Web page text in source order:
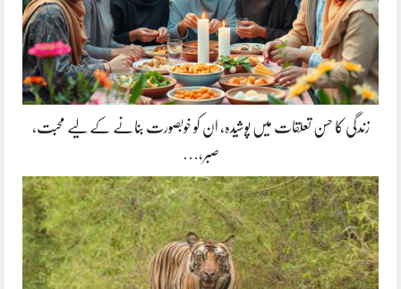
زندگی کا حسن تعلقات میں پوشیدہ, ان کو خوبصورت بنانے کے لیے محبت،
صبر،…